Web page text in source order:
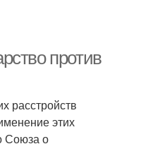
против
расстройств
этих
Союза о